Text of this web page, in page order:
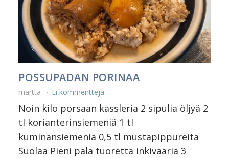
POSSUPADAN PORINAA
martta Ei kommentteja
Noin kilo porsaan kassleria 2 sipulia öljyä 2
tl korianterinsiemeniä 1 tl
kuminansiemeniä 0,5 tl mustapippureita
Suolaa Pieni pala tuoretta inkivääriä 3